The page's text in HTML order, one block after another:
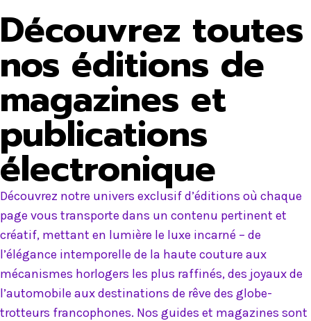
Découvrez toutes
nos éditions de
magazines et
publications
électronique
Découvrez notre univers exclusif d’éditions où chaque
page vous transporte dans un contenu pertinent et
créatif, mettant en lumière le luxe incarné – de
l’élégance intemporelle de la haute couture aux
mécanismes horlogers les plus raffinés, des joyaux de
l’automobile aux destinations de rêve des globe-
trotteurs francophones. Nos guides et magazines sont